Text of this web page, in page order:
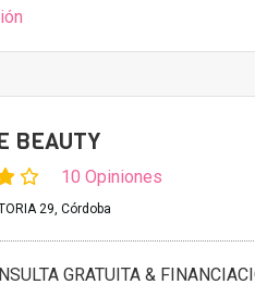
BEAUTY
10 Opiniones
29, Córdoba
GRATUITA &